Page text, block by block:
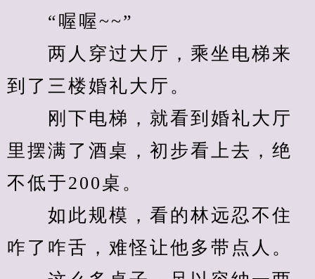
“喔喔~~”
两人穿过大厅，乘坐电梯来
到了三楼婚礼大厅。
刚下电梯，就看到婚礼大厅
里摆满了酒桌，初步看上去，绝
不低于200桌。
如此规模，看的林远忍不住
咋了咋舌，难怪让他多带点人。